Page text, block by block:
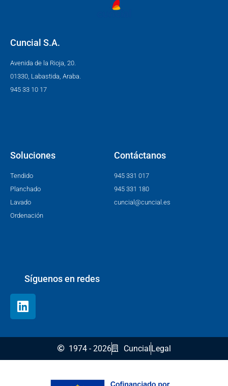
Cuncial S.A.
Avenida de la Rioja, 20.
01330, Labastida, Araba.
945 33 10 17
Soluciones
Tendido
Planchado
Lavado
Ordenación
Contáctanos
945 331 017
945 331 180
cuncial@cuncial.es
Síguenos en redes
1974 - 2026 CuncialLegal